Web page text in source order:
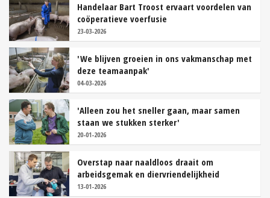
Handelaar Bart Troost ervaart voordelen van
coöperatieve voerfusie
23-03-2026
'We blijven groeien in ons vakmanschap met
deze teamaanpak'
04-03-2026
'Alleen zou het sneller gaan, maar samen
staan we stukken sterker'
20-01-2026
Overstap naar naaldloos draait om
arbeidsgemak en diervriendelijkheid
13-01-2026